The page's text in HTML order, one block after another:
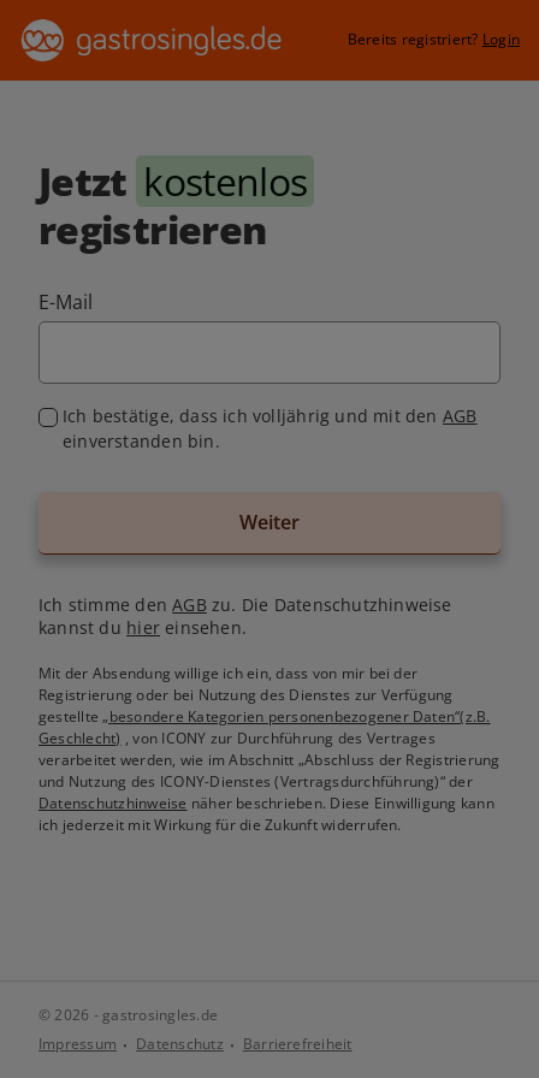
Bereits registriert? Login
Jetzt kostenlos
registrieren
E-Mail
Ich bestätige, dass ich volljährig und mit den AGB
einverstanden bin.
Weiter
Ich stimme denAGB zu. Die Datenschutzhinweise
kannst du hiereinsehen.
Mit der Absendung willige ich ein, dass von mir bei der
Registrierung oder bei Nutzung des Dienstes zur Verfügung
gestellte„besondere Kategorien personenbezogener Daten“(z.B.
Geschlecht) , von ICONY zur Durchführung des Vertrages
verarbeitet werden, wie im Abschnitt „Abschluss der Registrierung
und Nutzung des ICONY-Dienstes (Vertragsdurchführung)“ der
Datenschutzhinweise näher beschrieben. Diese Einwilligung kann
ich jederzeit mit Wirkung für die Zukunft widerrufen.
© 2026 - gastrosingles.de
Impressum
Datenschutz Barrierefreiheit